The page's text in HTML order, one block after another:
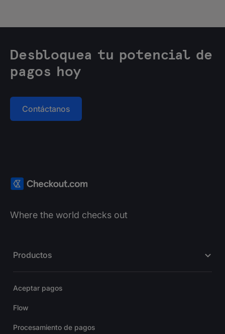
Desbloquea tu potencial de
pagos hoy
Contáctanos
Where the world checks out
Productos
Aceptar pagos
Flow
Procesamiento de pagos